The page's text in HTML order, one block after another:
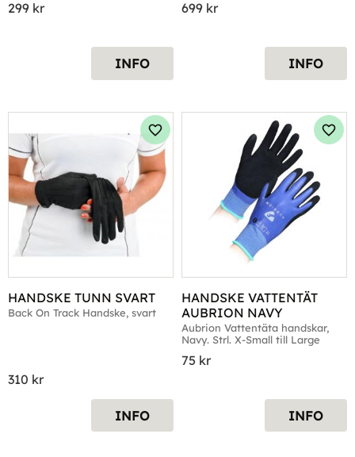
299 kr
INFO
699 kr
INFO
HANDSKE TUNN SVART
Back On Track Handske, svart
310 kr
Lägg till i favoriter
INFO
HANDSKE VATTENTÄT
AUBRION NAVY
Aubrion Vattentäta handskar,
Navy. Strl. X-Small till Large
75 kr
INFO